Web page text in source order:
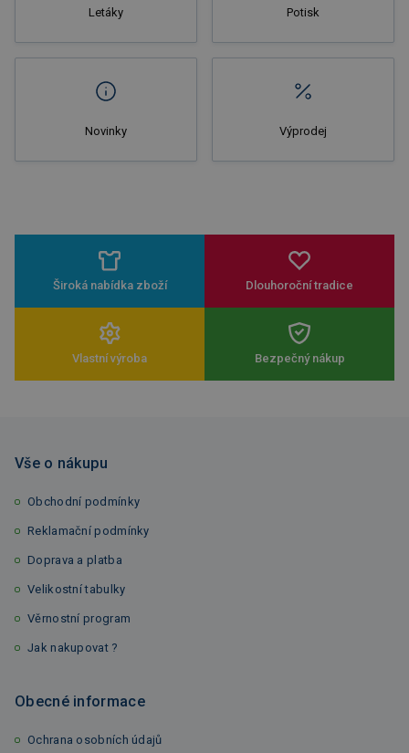
Letáky Potisk
Novinky Výprodej
Široká nabídka zboží Dlouhoroční tradice
Vlastní výroba Bezpečný nákup
Vše o nákupu
Obchodní podmínky
Reklamační podmínky
Doprava a platba
Velikostní tabulky
Věrnostní program
Jak nakupovat ?
Obecné informace
Ochrana osobních údajů